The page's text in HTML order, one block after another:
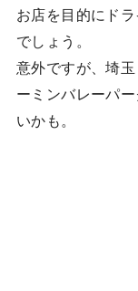
お店を目的にド
でしょう。
意外ですが、埼
ーミンバレーパ
いかも。